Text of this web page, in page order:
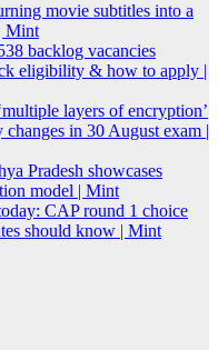
movie subtitles into a
Mint
backlog vacancies
eligibility & how to apply |
layers of encryption’
in 30 August exam |
Pradesh showcases
model | Mint
CAP round 1 choice
should know | Mint